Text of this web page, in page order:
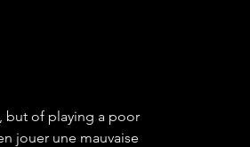
but of playing a poor
jouer une mauvaise